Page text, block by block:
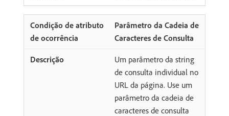
Parâmetro da Cadeia de
Caracteres de Consulta
Um parâmetro da string
de consulta individual no
URL da página. Use um
parâmetro da cadeia de
caracteres de consulta